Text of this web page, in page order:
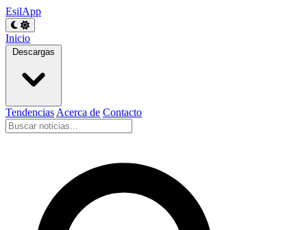
EsilApp
Inicio
Descargas
Tendencias Acerca de Contacto